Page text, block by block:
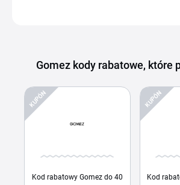
Gomez kody rabatowe, które
KUPÓN
Kod rabatowy Gomez do 40
KUPÓN
Kod